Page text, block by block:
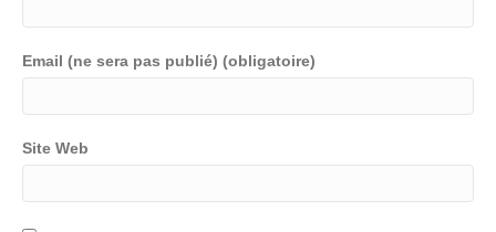
Email (ne sera pas publié) (obligatoire)
Site Web